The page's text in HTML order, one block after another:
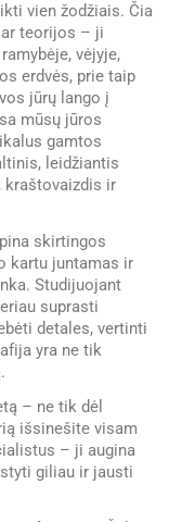
vien žodžiais. Čia
teorijos – ji
vėjyje,
erdvės, prie taip
jūrų lango į
mūsų jūros
gamtos
leidžiantis
kraštovaizdis ir
skirtingos
kartu juntamas ir
Studijuojant
suprasti
detales, vertinti
yra ne tik
– ne tik dėl
išsinešite visam
– ji augina
giliau ir jausti